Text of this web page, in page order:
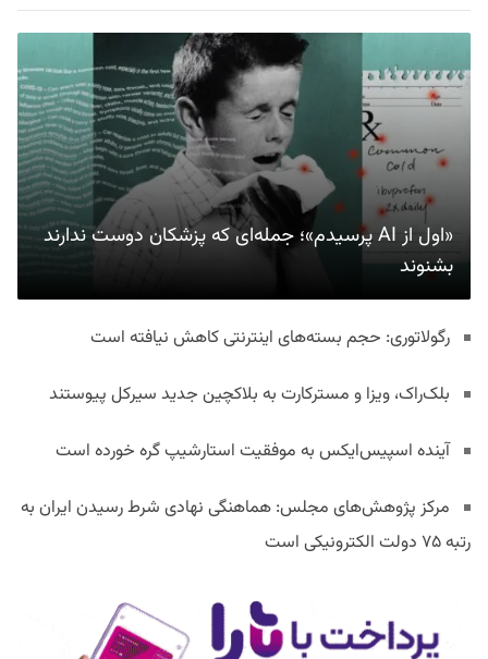
«اول از AI پرسیدم»؛ جمله‌ای که پزشکان دوست ندارند
بشنوند
رگولاتوری: حجم بسته‌های اینترنتی کاهش نیافته است
بلک‌راک، ویزا و مسترکارت به بلاکچین جدید سیرکل پیوستند
آینده اسپیس‌ایکس به موفقیت استارشیپ گره خورده است
مرکز پژوهش‌های مجلس: هماهنگی نهادی شرط رسیدن ایران به
رتبه ۷۵ دولت الکترونیکی است